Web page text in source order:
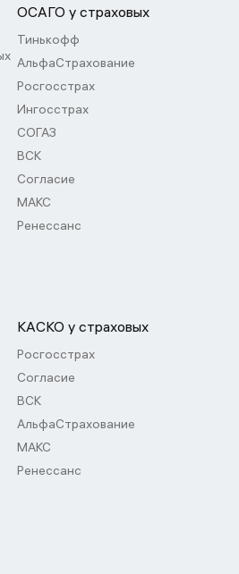
ОСАГО у страховых
Тинькофф
АльфаСтрахование
Росгосстрах
Ингосстрах
СОГАЗ
ВСК
Согласие
МАКС
Ренессанс
КАСКО у страховых
Росгосстрах
Согласие
ВСК
АльфаСтрахование
МАКС
Ренессанс